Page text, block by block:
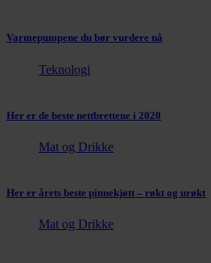
Varmepumpene du bør vurdere nå
Teknologi
Her er de beste nettbrettene i 2020
Mat og Drikke
Her er årets beste pinnekjøtt – røkt og urøkt
Mat og Drikke